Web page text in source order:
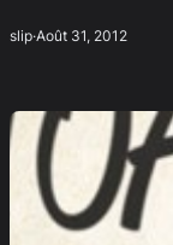
slip·Août 31, 2012